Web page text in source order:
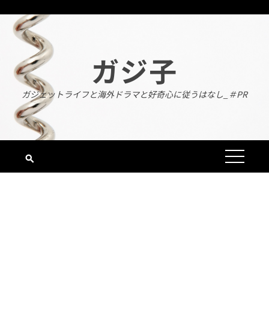
content
ガジ子
ガジェットライフと海外ドラマと好奇心に従うはなし_＃PR